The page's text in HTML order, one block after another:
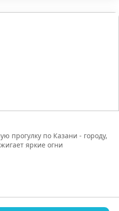
прогулку по Казани - городу,
яркие огни